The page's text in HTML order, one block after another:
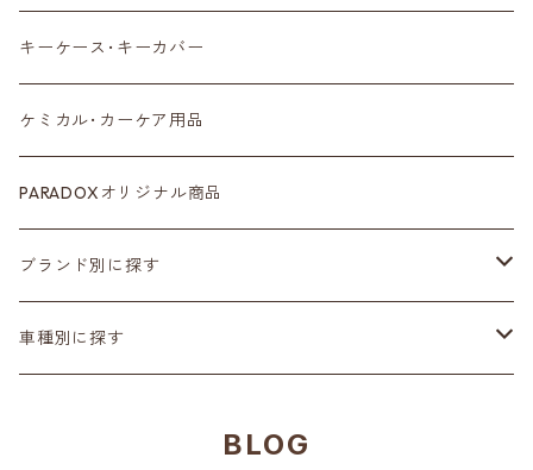
センターディスプレイ
ルームミラー
カラーシートベルト
カーボン
ステアリング
アンテナ
タイヤ
ホイール
サスペンション･車高調
ヘッドランプ
キーケース･キーカバー
ケミカル･カーケア用品
PARADOXオリジナル商品
ブランド別に探す
Adam’ｓ Polishes
車種別に探す
BLOG